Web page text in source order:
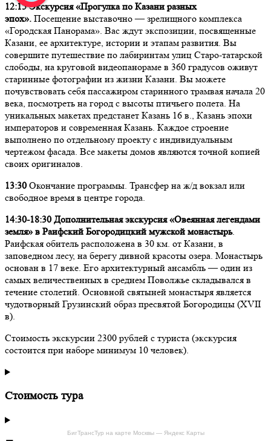
12:15 Экскурсия «Прогулка по Казани разных
эпох». Посещение выставочно — зрелищного комплекса
«Городская Панорама». Вас ждут экспозиции, посвященные
Казани, ее архитектуре, истории и этапам развития. Вы
совершите путешествие по лабиринтам улиц Старо-татарской
слободы, на круговой видеопанораме в 360 градусов оживут
старинные фотографии из жизни Казани. Вы можете
почувствовать себя пассажиром старинного трамвая начала 20
века, посмотреть на город с высоты птичьего полета. На
уникальных макетах предстанет Казань 16 в., Казань эпохи
императоров и современная Казань. Каждое строение
выполнено по отдельному проекту с индивидуальным
чертежом фасада. Все макеты домов являются точной копией
своих оригиналов.
13:30 Окончание программы. Трансфер на ж/д вокзал или
свободное время в центре города.
14:30-18:30 Дополнительная экскурсия «Овеянная легендами
земля» в Раифский Богородицкий мужской монастырь.
Раифская обитель расположена в 30 км. от Казани, в
заповедном лесу, на берегу дивной красоты озера. Монастырь
основан в 17 веке. Его архитектурный ансамбль — один из
самых величественных в среднем Поволжье складывался в
течение столетий. Основной святыней монастыря является
чудотворный Грузинский образ пресвятой Богородицы (XVII
в).
Стоимость экскурсии 2300 рублей с туриста (экскурсия
состоится при наборе минимум 10 человек).
Стоимость тура
БигТрансТур на карте Москвы — Яндекс Карты